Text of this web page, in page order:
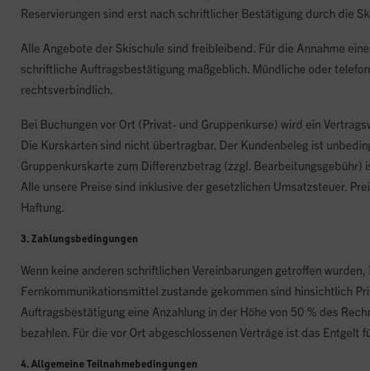
Reservierungen sind erst nach schriftlicher Bestätigung durch die
Alle Angebote der Skischule sind freibleibend. Für die Annahme
schriftliche Auftragsbestätigung maßgeblich. Mündliche oder
rechtsverbindlich.
Bei Buchungen vor Ort (Privat- und Gruppenkurse) wird ein
Die Kurskarten sind nicht übertragbar. Der Kundenbeleg ist
Gruppenkurskarte zum Differenzbetrag (zzgl.
Alle unsere Preise sind inklusive der gesetzlichen Umsatzsteuer.
Haftung.
3. Zahlungsbedingungen
Wenn keine anderen schriftlichen Vereinbarungen getroffen
Fernkommunikationsmittel zustande gekommen sind hinsichtlich
Auftragsbestätigung eine Anzahlung in der Höhe von 50 % des
bezahlen. Für die vor Ort abgeschlossenen Verträge ist das
4. Allgemeine Teilnahmebedingungen